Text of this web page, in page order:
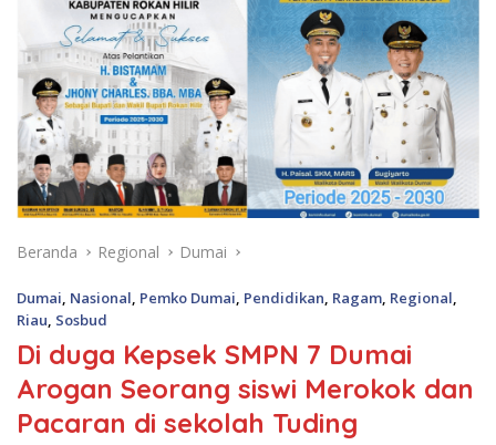
Beranda Regional Dumai
Dumai Nasional Pemko Dumai Pendidikan Ragam Regional
Riau Sosbud
Di duga Kepsek SMPN 7 Dumai
Arogan Seorang siswi Merokok dan
Pacaran di sekolah Tuding